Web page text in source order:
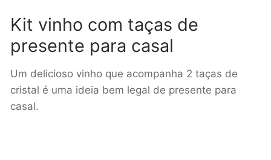
Kit vinho com taças de
presente para casal
Um delicioso vinho que acompanha 2 taças de
cristal é uma ideia bem legal de presente para
casal.